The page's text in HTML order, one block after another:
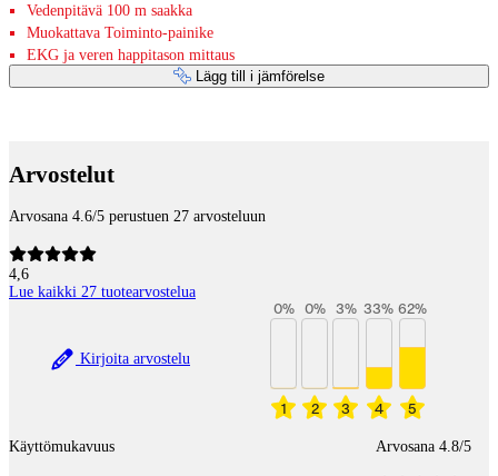
Vedenpitävä 100 m saakka
Muokattava Toiminto-painike
EKG ja veren happitason mittaus
Lägg till i jämförelse
Arvostelut
Arvosana 4.6/5 perustuen 27 arvosteluun
4,6
Lue kaikki 27 tuotearvostelua
Kirjoita arvostelu
1
0%
2
0%
3
3%
4
33%
5
62%
Käyttömukavuus Arvosana 4.8/5